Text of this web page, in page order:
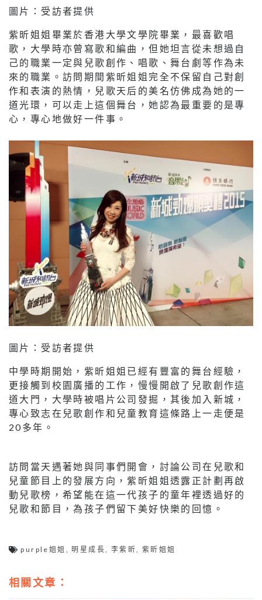
圖片：受訪者提供
紫昕姐姐畢業於香港大學文學院畢業，最喜歡唱
歌，大學時亦曾寫歌和編曲，但她坦言從未想過自
己的職業一定與兒歌創作、唱歌、舞台劇等作為未
來的職業。訪問期間紫昕姐姐完全不保留自己對創
作和表演的熱情，兒歌天后的美名仿佛成為她的一
道光環，可以走上這個舞台，她認為最重要的是專
心，專心地做好一件事。
圖片：受訪者提供
中學時期開始，紫昕姐姐已經有豐富的舞台經驗，
更接觸到校園廣播的工作，慢慢開啟了兒歌創作這
道大門，大學時被唱片公司發掘，其後加入新城，
專心致志在兒歌創作和兒童教育這條路上一走便是
20多年。
訪問當天遇著她與同事們開會，討論公司在兒歌和
兒童節目上的發展方向，紫昕姐姐透露正計劃再啟
動兒歌榜，希望能在這一代孩子的童年裡透過好的
兒歌和節目，為孩子們留下美好快樂的回憶。
purple姐姐 明星成長 李紫昕 紫昕姐姐
相關文章：